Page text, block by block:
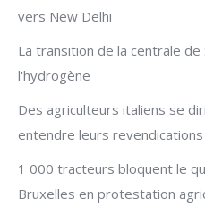
vers New Delhi
La transition de la centrale de
l'hydrogène
Des agriculteurs italiens se
entendre leurs revendications
1 000 tracteurs bloquent le
Bruxelles en protestation